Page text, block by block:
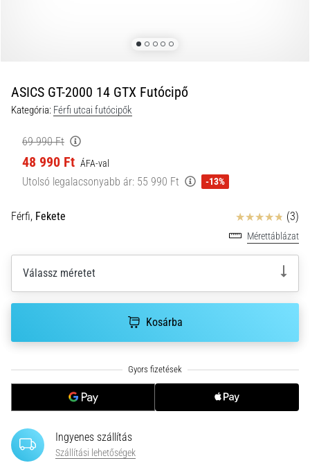
A
gyakorlatban
ingafutás
sebességet,
és
irányváltási
képességet
•
11 perces olvasási idő
kezelés
és
ASICS GT-2000 14 GTX Futócipő
Kategória: Férfi utcai futócipők
69 990 Ft
48 990 Ft ÁFA-val
Utolsó legalacsonyabb ár: 55 990 Ft -13%
Férfi, Fekete Értékelés (3)
Mérettáblázat
Válassz méretet
Kosárba
Ingyenes szállítás
Szállítási lehetőségek